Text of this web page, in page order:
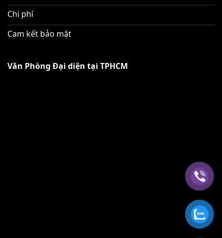
Chi phí
Cam kết bảo mật
Văn Phòng Đại diện tại TPHCM